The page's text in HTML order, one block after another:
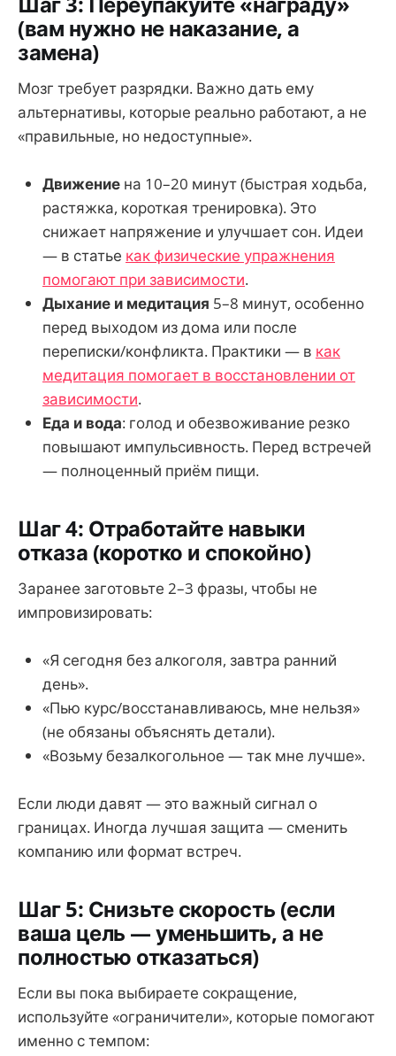
(вам нужно не наказание, а
замена)
Мозг требует разрядки. Важно дать ему
альтернативы, которые реально работают, а не
«правильные, но недоступные».
Движение на 10–20 минут (быстрая ходьба,
растяжка, короткая тренировка). Это
снижает напряжение и улучшает сон. Идеи
— в статье как физические упражнения
помогают при зависимости.
Дыхание и медитация 5–8 минут, особенно
перед выходом из дома или после
переписки/конфликта. Практики — в как
медитация помогает в восстановлении от
зависимости.
Еда и вода: голод и обезвоживание резко
повышают импульсивность. Перед встречей
— полноценный приём пищи.
Шаг 4: Отработайте навыки
отказа (коротко и спокойно)
Заранее заготовьте 2–3 фразы, чтобы не
импровизировать:
«Я сегодня без алкоголя, завтра ранний
день».
«Пью курс/восстанавливаюсь, мне нельзя»
(не обязаны объяснять детали).
«Возьму безалкогольное — так мне лучше».
Если люди давят — это важный сигнал о
границах. Иногда лучшая защита — сменить
компанию или формат встреч.
Шаг 5: Снизьте скорость (если
ваша цель — уменьшить, а не
полностью отказаться)
Если вы пока выбираете сокращение,
используйте «ограничители», которые помогают
именно с темпом: